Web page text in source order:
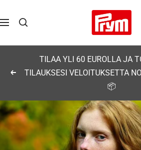
sisältöön
Navigaatio
Prym
Edellinen
TILAA YLI 60 EUROLLA JA
TILAUKSESI VELOITUKSETTA
📦